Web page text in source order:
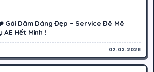
Gái Dâm Dáng Đẹp – Service Đê Mê
AE Hết Mình !
02.03.2026